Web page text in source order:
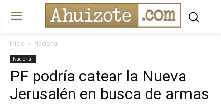
Inicio Nacional
Nacional
PF podría catear la Nueva
Jerusalén en busca de armas